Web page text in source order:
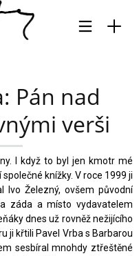
Pán nad
verši
I když to byl jen kmotr mé
knížky. V roce 1999 ji
Ivo Železný, ovšem původní
záda a místo vydavatelem
dnes už rovněž nežijícího
ji křtili Pavel Vrba s Barbarou
sesbíral mnohdy ztřeštěné